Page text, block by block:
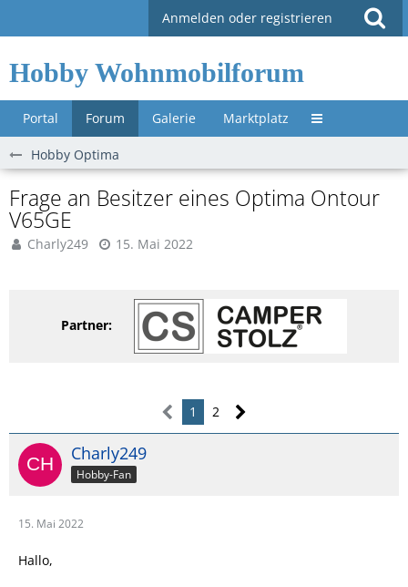
Anmelden oder registrieren
Hobby Wohnmobilforum
Portal Forum Galerie Marktplatz Untermenü »
Hobby Optima
Frage an Besitzer eines Optima Ontour
V65GE
Charly249 15. Mai 2022
Partner:
1 2
Charly249
Hobby-Fan
15. Mai 2022
Hallo,